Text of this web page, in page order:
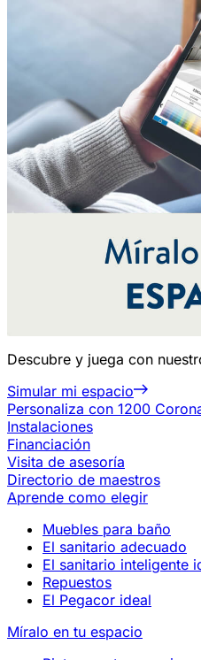
Descubre y juega con
Simular mi espacio
Personaliza con 1200
Instalaciones
Financiación
Visita de asesoría
Directorio de maestros
Aprende como elegir
Muebles para baño
El sanitario adecuado
El sanitario inteligente
Repuestos
El Pegacor ideal
Míralo en tu espacio